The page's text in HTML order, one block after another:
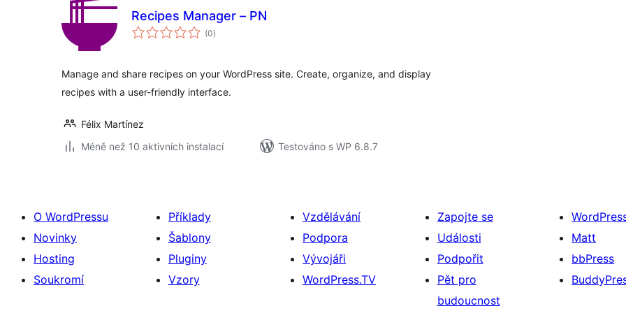
Recipes Manager – PN
(0celkové
hodnocení
)
Manage and share recipes on your WordPress site. Create, organize, and display
recipes with a user-friendly interface.
Félix Martínez
Méně než 10 aktivních instalací
Testováno s WP 6.8.7
O WordPressu
Novinky
Hosting
Soukromí
Příklady
Šablony
Pluginy
Vzory
Vzdělávání
Podpora
Vývojáři
WordPress.TV
Zapojte se
Události
Podpořit
Pět pro
budoucnost
Matt
bbPress